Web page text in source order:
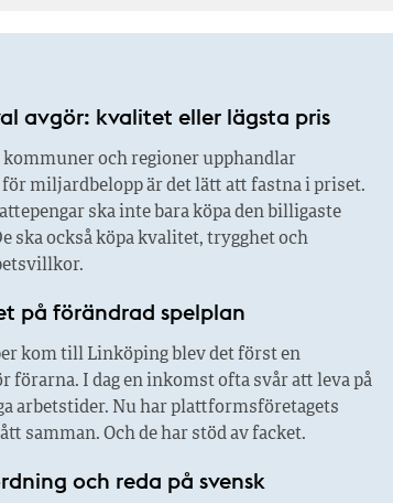
avgör: kvalitet eller lägsta pris
och regioner upphandlar
miljardbelopp är det lätt att fastna i priset.
ska inte bara köpa den billigaste
ska också köpa kvalitet, trygghet och
på förändrad spelplan
kom till Linköping blev det först en
förarna. I dag en inkomst ofta svår att leva på
arbetstider. Nu har plattformsföretagets
samman. Och de har stöd av facket.
och reda på svensk